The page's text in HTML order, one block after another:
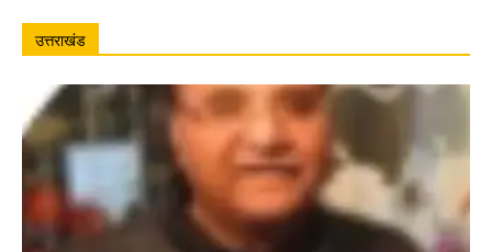
उत्तराखंड